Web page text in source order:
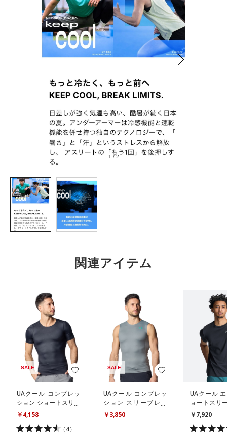
1 /2
関連アイテム
SALE
UAクール コンプレッ
ション ショートスリー
ブ シャツ（トレーニン
￥4,158
（4）
SALE
UAクール コンプレッ
ション スリーブレス
シャツ（トレーニング/
￥3,850
UAクール
ョートスリ
ツ（トレー
￥7,920